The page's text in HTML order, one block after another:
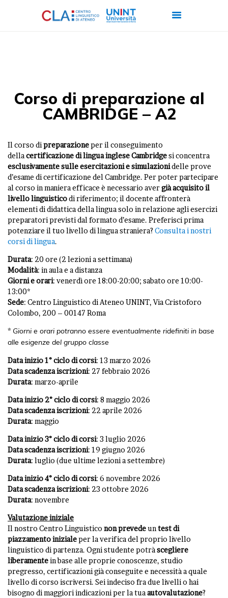
CERTIFICAZIONI
ITALIANO PER
FORMAZIONE
AZIENDALE
LAVORA CON NOI
Corso di preparazione al
CAMBRIDGE – A2
Il corso dipreparazioneper il conseguimento
dellacertificazione di lingua inglese Cambridgesi concentra
esclusivamente sulle esercitazioni e simulazionidelle prove
d’esame di certificazione del Cambridge. Per poter partecipare
al corso in maniera efficace è necessario avergià acquisito il
livello linguisticodi riferimento; il docente affronterà
elementi di didattica della lingua solo in relazione agli esercizi
preparatori previsti dal formato d’esame. Preferisci prima
potenziare il tuo livello di lingua straniera? Consulta i nostri
corsi di lingua.
Durata: 20 ore (2 lezioni a settimana)
Modalità: in aula e a distanza
Giorni e orari: venerdì ore 18:00-20:00; sabato ore 10:00-
13:00*
Sede: Centro Linguistico di Ateneo UNINT, Via Cristoforo
Colombo, 200 – 00147 Roma
* Giorni e orari potranno essere eventualmente ridefiniti in base
alle esigenze del gruppo classe
Data inizio 1° ciclo di corsi: 13 marzo 2026
Data scadenza iscrizioni: 27 febbraio 2026
Durata: marzo-aprile
Data inizio 2° ciclo di corsi: 8 maggio 2026
Data scadenza iscrizioni: 22 aprile 2026
Durata: maggio
Data inizio 3° ciclo di corsi: 3 luglio 2026
Data scadenza iscrizioni: 19 giugno 2026
Durata: luglio (due ultime lezioni a settembre)
Data inizio 4° ciclo di corsi: 6 novembre 2026
Data scadenza iscrizioni: 23 ottobre 2026
Durata: novembre
Valutazione iniziale
Il nostro Centro Linguistico nonprevedeuntest di
piazzamento inizialeper la verifica del proprio livello
linguistico di partenza. Ogni studente potràscegliere
liberamentein base alle proprie conoscenze, studio
pregresso, certificazioni già conseguite e necessità a quale
livello di corso iscriversi. Sei indeciso fra due livelli o hai
bisogno di maggiori indicazioni per la tuaautovalutazione?